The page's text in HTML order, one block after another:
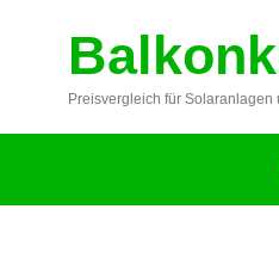
springen
Preisvergleich für